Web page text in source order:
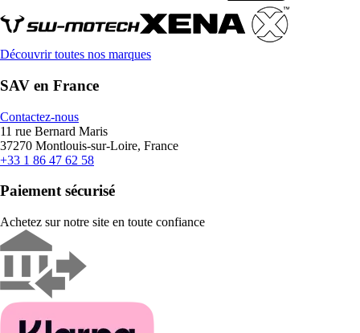
Découvrir toutes nos marques
SAV en France
Contactez-nous
11 rue Bernard Maris
37270 Montlouis-sur-Loire, France
+33 1 86 47 62 58
Paiement sécurisé
Achetez sur notre site en toute confiance